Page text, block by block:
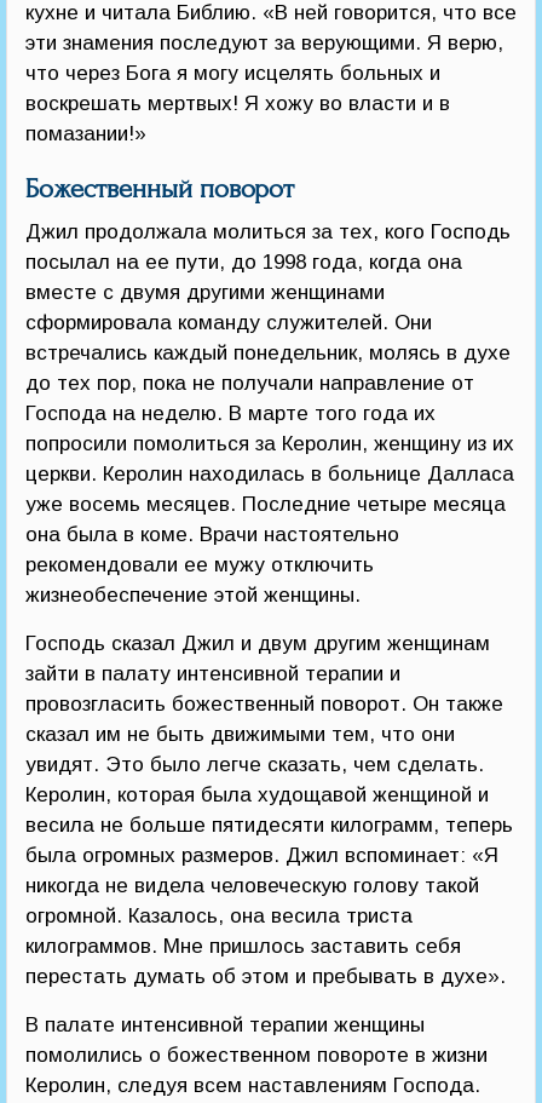
кухне и читала Библию. «В ней говорится, что все
эти знамения последуют за верующими. Я верю,
что через Бога я могу исцелять больных и
воскрешать мертвых! Я хожу во власти и в
помазании!»
Божественный поворот
Джил продолжала молиться за тех, кого Господь
посылал на ее пути, до 1998 года, когда она
вместе с двумя другими женщинами
сформировала команду служителей. Они
встречались каждый понедельник, молясь в духе
до тех пор, пока не получали направление от
Господа на неделю. В марте того года их
попросили помолиться за Керолин, женщину из их
церкви. Керолин находилась в больнице Далласа
уже восемь месяцев. Последние четыре месяца
она была в коме. Врачи настоятельно
рекомендовали ее мужу отключить
жизнеобеспечение этой женщины.
Господь сказал Джил и двум другим женщинам
зайти в палату интенсивной терапии и
провозгласить божественный поворот. Он также
сказал им не быть движимыми тем, что они
увидят. Это было легче сказать, чем сделать.
Керолин, которая была худощавой женщиной и
весила не больше пятидесяти килограмм, теперь
была огромных размеров. Джил вспоминает: «Я
никогда не видела человеческую голову такой
огромной. Казалось, она весила триста
килограммов. Мне пришлось заставить себя
перестать думать об этом и пребывать в духе».
В палате интенсивной терапии женщины
помолились о божественном повороте в жизни
Керолин, следуя всем наставлениям Господа.